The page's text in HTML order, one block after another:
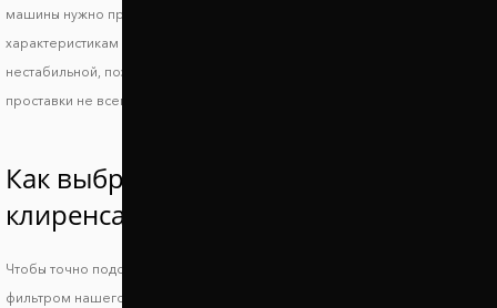
машины нужно правильно подобрать подходящие по техническим
характеристикам проставки. Слишком большой просвет делает машину
нестабильной, поэтому повышается риск опрокидывания, а низкие
проставки не всегда позволяют решить основную проблему.
Как выбрать проставки увеличения
клиренса Линкольн Cорсаир?
Чтобы точно подобрать проставки для Lincoln Corsair, воспользуйтесь
фильтром нашего сайта или свяжитесь с менеджером и укажите ВИН